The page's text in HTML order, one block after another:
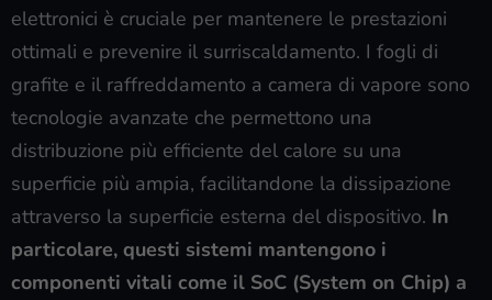
elettronici è cruciale per mantenere le prestazioni
ottimali e prevenire il surriscaldamento. I fogli di
grafite e il raffreddamento a camera di vapore sono
tecnologie avanzate che permettono una
distribuzione più efficiente del calore su una
superficie più ampia, facilitandone la dissipazione
attraverso la superficie esterna del dispositivo. In
particolare, questi sistemi mantengono i
componenti vitali come il SoC (System on Chip) a